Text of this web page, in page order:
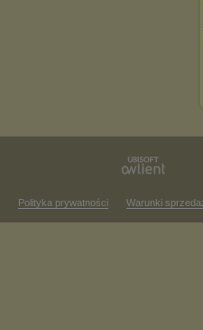
Polityka prywatności Warunki